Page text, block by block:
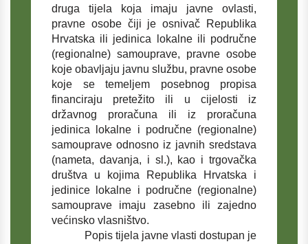
druga tijela koja imaju javne ovlasti,
pravne osobe čiji je osnivač Republika
Hrvatska ili jedinica lokalne ili područne
(regionalne) samouprave, pravne osobe
koje obavljaju javnu službu, pravne osobe
koje se temeljem posebnog propisa
financiraju pretežito ili u cijelosti iz
državnog proračuna ili iz proračuna
jedinica lokalne i područne (regionalne)
samouprave odnosno iz javnih sredstava
(nameta, davanja, i sl.), kao i trgovačka
društva u kojima Republika Hrvatska i
jedinice lokalne i područne (regionalne)
samouprave imaju zasebno ili zajedno
većinsko vlasništvo.
Popis tijela javne vlasti dostupan je